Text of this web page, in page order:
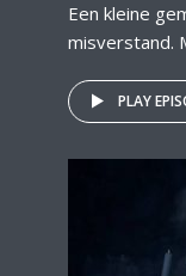
Een kleine
misverstand.
PLAY